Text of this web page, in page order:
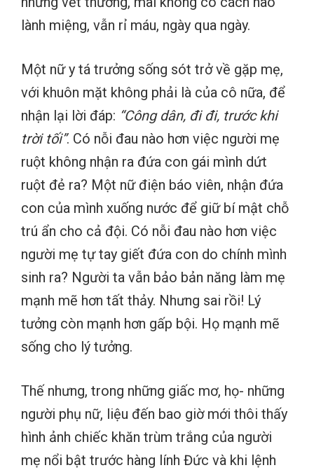
lành miệng, vẫn rỉ máu, ngày qua ngày.
Một nữ y tá trưởng sống sót trở về gặp mẹ,
với khuôn mặt không phải là của cô nữa, để
nhận lại lời đáp: “Công dân, đi đi, trước khi
trời tối”. Có nỗi đau nào hơn việc người mẹ
ruột không nhận ra đứa con gái mình dứt
ruột đẻ ra? Một nữ điện báo viên, nhận đứa
con của mình xuống nước để giữ bí mật chỗ
trú ẩn cho cả đội. Có nỗi đau nào hơn việc
người mẹ tự tay giết đứa con do chính mình
sinh ra? Người ta vẫn bảo bản năng làm mẹ
mạnh mẽ hơn tất thảy. Nhưng sai rồi! Lý
tưởng còn mạnh hơn gấp bội. Họ mạnh mẽ
sống cho lý tưởng.
Thế nhưng, trong những giấc mơ, họ- những
người phụ nữ, liệu đến bao giờ mới thôi thấy
hình ảnh chiếc khăn trùm trắng của người
mẹ nổi bật trước hàng lính Đức và khi lệnh